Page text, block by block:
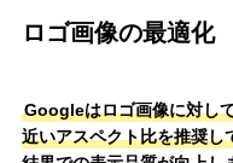
ロゴ画像の最適化
Googleはロゴ画像に対し
近いアスペクト比を推奨し